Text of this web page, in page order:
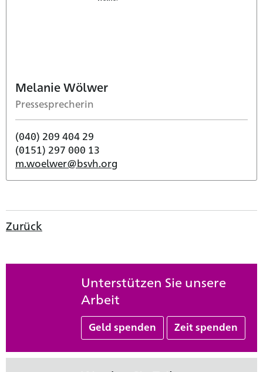
Melanie Wölwer
Pressesprecherin
(040) 209 404 29
(0151) 297 000 13
m.woelwer@bsvh.org
Zurück
Unterstützen Sie unsere
Arbeit
Geld spenden Zeit spenden